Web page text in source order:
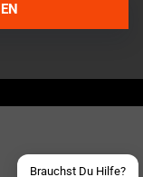
Brauchst Du Hilfe?
Server beitreten
uns eine eMail